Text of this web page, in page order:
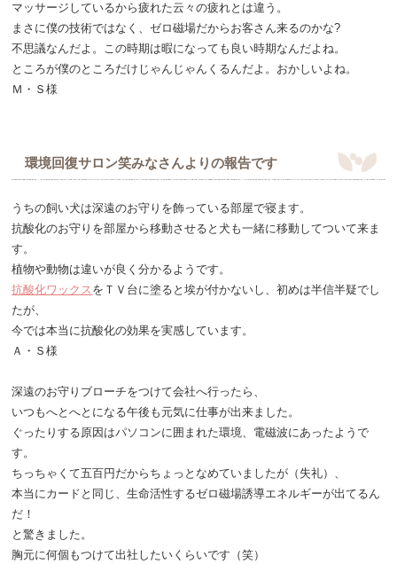
マッサージしているから疲れた云々の疲れとは違う。
まさに僕の技術ではなく、ゼロ磁場だからお客さん来るのかな?
不思議なんだよ。この時期は暇になっても良い時期なんだよね。
ところが僕のところだけじゃんじゃんくるんだよ。おかしいよね。
Ｍ・Ｓ様
環境回復サロン笑みなさんよりの報告です
うちの飼い犬は深遠のお守りを飾っている部屋で寝ます。
抗酸化のお守りを部屋から移動させると犬も一緒に移動してついて来ま
す。
植物や動物は違いが良く分かるようです。
抗酸化ワックス をＴＶ台に塗ると埃が付かないし、初めは半信半疑でし
たが、
今では本当に抗酸化の効果を実感しています。
Ａ・Ｓ様
深遠のお守りブローチをつけて会社へ行ったら、
いつもへとへとになる午後も元気に仕事が出来ました。
ぐったりする原因はパソコンに囲まれた環境、電磁波にあったようで
す。
ちっちゃくて五百円だからちょっとなめていましたが（失礼）、
本当にカードと同じ、生命活性するゼロ磁場誘導エネルギーが出てるん
だ！
と驚きました。
胸元に何個もつけて出社したいくらいです（笑）